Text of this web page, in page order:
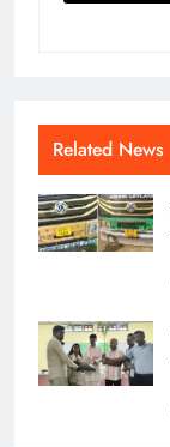
Related News